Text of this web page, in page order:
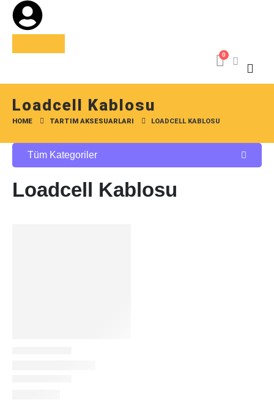
0
Loadcell Kablosu
HOME TARTIM AKSESUARLARI LOADCELL KABLOSU
Tüm Kategoriler
Loadcell Kablosu